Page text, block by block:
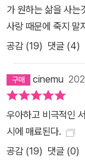
가 원하는 삶을 사는
사랑 때문에 죽지 말
공감 (19) 댓글 (4)
cinemu
우아하고 비극적인
시에 매료된다.
공감 (19) 댓글 (0)